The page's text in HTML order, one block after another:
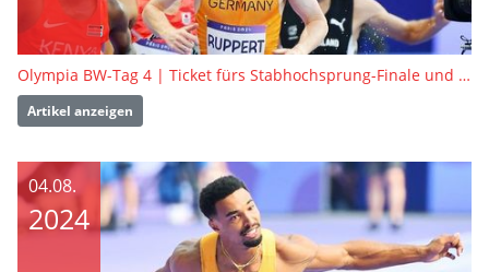
Olympia BW-Tag 4 | Ticket fürs Stabhochsprung-Finale und Vorläufe mit Hindernissen
Artikel anzeigen
04.08.
2024